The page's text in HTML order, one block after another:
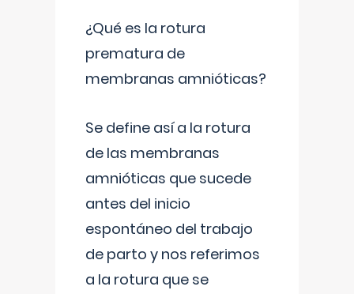
¿Qué es la rotura
prematura de
membranas amnióticas?
Se define así a la rotura
de las membranas
amnióticas que sucede
antes del inicio
espontáneo del trabajo
de parto y nos referimos
a la rotura que se